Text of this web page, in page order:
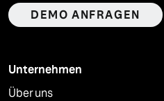
DEMO ANFRAGEN
Unternehmen
Über uns